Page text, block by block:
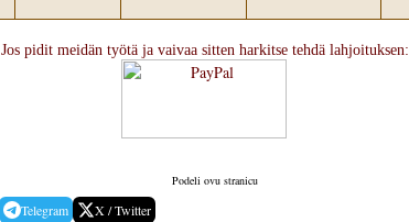
Jos pidit meidän työtä ja vaivaa sitten harkitse tehdä lahjoituksen:
Podeli ovu stranicu
Telegram X / Twitter